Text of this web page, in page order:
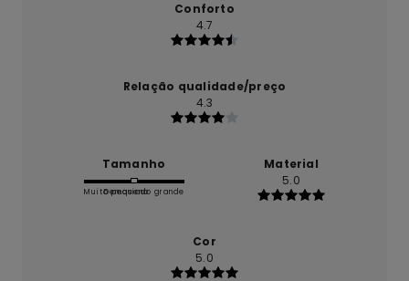
Conforto
4.7
Relação qualidade/preço
4.3
Tamanho
Muito pequeno
Demasiado grande
Material
5.0
Cor
5.0